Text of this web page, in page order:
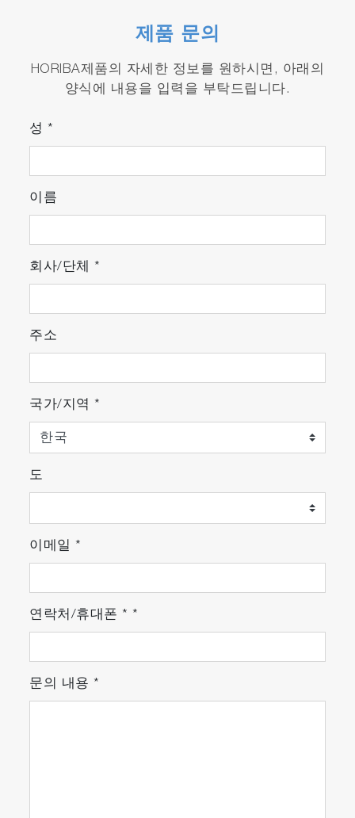
Overall View of All Connected Devices: The
connected devices and their actual status.
An error overview list should give a quick
Detailed Information on the Major
Components: The Device View provides more
major components like the analyzers and
제품 문의
HORIBA제품의 자세한 정보를 원하시면, 아래의
양식에 내용을 입력을 부탁드립니다.
성 *
이름
회사/단체 *
주소
국가/지역 *
도
이메일 *
연락처/휴대폰 * *
문의 내용 *